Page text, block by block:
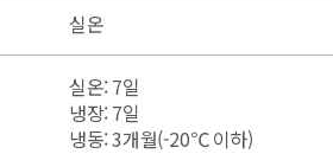
실온
실온: 7일
냉장: 7일
냉동: 3개월(-20℃ 이하)